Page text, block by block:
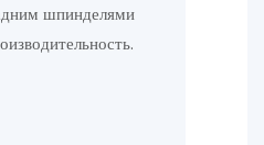
шпинделями